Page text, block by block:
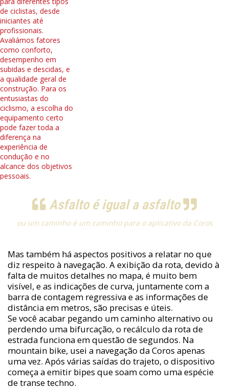
Asfalto é igual a asfalto
ou um caminho é um caminho para o aplicativo da Coros
Mas também há aspectos positivos a relatar no que
diz respeito à navegação. A exibição da rota, devido à
falta de muitos detalhes no mapa, é muito bem
visível, e as indicações de curva, juntamente com a
barra de contagem regressiva e as informações de
distância em metros, são precisas e úteis.
Se você acabar pegando um caminho alternativo ou
perdendo uma bifurcação, o recálculo da rota de
estrada funciona em questão de segundos. Na
mountain bike, usei a navegação da Coros apenas
uma vez. Após várias saídas do trajeto, o dispositivo
começa a emitir bipes que soam como uma espécie
de transe techno.